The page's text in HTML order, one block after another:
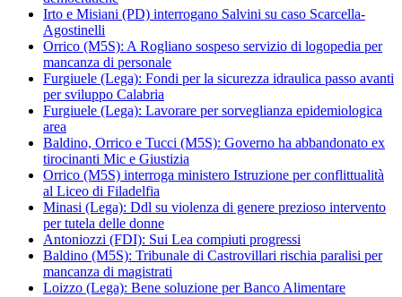
Irto e Misiani (PD) interrogano Salvini su caso Scarcella-
Agostinelli
Orrico (M5S): A Rogliano sospeso servizio di logopedia per
mancanza di personale
Furgiuele (Lega): Fondi per la sicurezza idraulica passo avanti
per sviluppo Calabria
Furgiuele (Lega): Lavorare per sorveglianza epidemiologica
area
Baldino, Orrico e Tucci (M5S): Governo ha abbandonato ex
tirocinanti Mic e Giustizia
Orrico (M5S) interroga ministero Istruzione per conflittualità
al Liceo di Filadelfia
Minasi (Lega): Ddl su violenza di genere prezioso intervento
per tutela delle donne
Antoniozzi (FDI): Sui Lea compiuti progressi
Baldino (M5S): Tribunale di Castrovillari rischia paralisi per
mancanza di magistrati
Loizzo (Lega): Bene soluzione per Banco Alimentare